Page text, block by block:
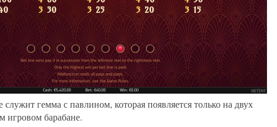
служит гемма с павлином, которая появляется только на двух
игровом барабане.